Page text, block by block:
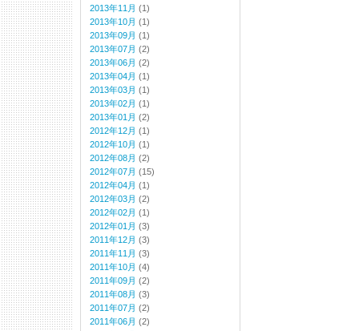
2013年11月 (1)
2013年10月 (1)
2013年09月 (1)
2013年07月 (2)
2013年06月 (2)
2013年04月 (1)
2013年03月 (1)
2013年02月 (1)
2013年01月 (2)
2012年12月 (1)
2012年10月 (1)
2012年08月 (2)
2012年07月 (15)
2012年04月 (1)
2012年03月 (2)
2012年02月 (1)
2012年01月 (3)
2011年12月 (3)
2011年11月 (3)
2011年10月 (4)
2011年09月 (2)
2011年08月 (3)
2011年07月 (2)
2011年06月 (2)